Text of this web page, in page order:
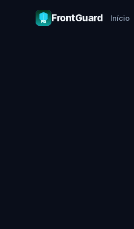
FrontGuard Início